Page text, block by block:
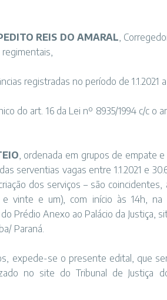
REIS DO AMARAL,
regimentais,
registradas no período de 1.1.2021 a
do art. 16 da Lei nº 8935/1994 c/c o
, ordenada em grupos de empate
serventias vagas entre 1.1.2021 e
dos serviços – são coincidentes,
vinte e um), com início às 14h, na
Prédio Anexo ao Palácio da Justiça,
Paraná.
expede-se o presente edital, que
no site do Tribunal de Justiça